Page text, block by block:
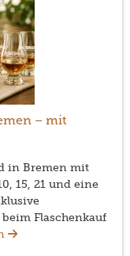
– mit
in Bremen mit
15, 21 und eine
Flaschenkauf